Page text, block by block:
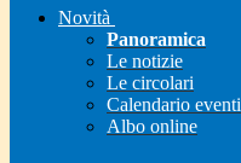
Novità
Panoramica
Le notizie
Le circolari
Calendario eventi
Albo online